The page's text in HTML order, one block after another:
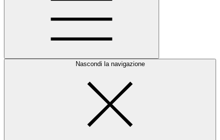
Nascondi la navigazione